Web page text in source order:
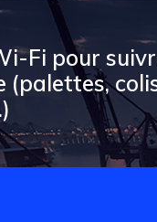
Fi pour
(palettes,